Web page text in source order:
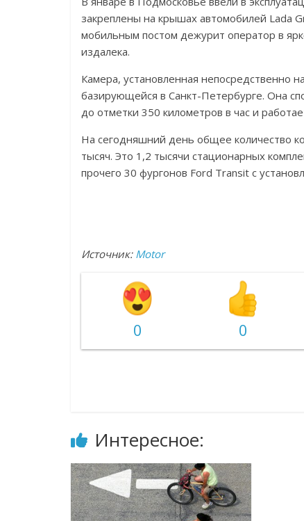
закреплены на крышах автомобилей Lada
мобильным постом дежурит оператор в
издалека.
Камера, установленная непосредственно
базирующейся в Санкт-Петербурге. Она
до отметки 350 километров в час и
На сегодняшний день общее количество
тысяч. Это 1,2 тысячи стационарных
прочего 30 фургонов Ford Transit с
Источник: Motor
0 0
Интересное: